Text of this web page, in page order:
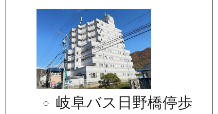
岐阜バス日野橋停歩